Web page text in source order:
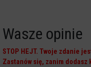
Wasze opinie
STOP HEJT. Twoje zdanie
Zastanów się, zanim dodasz